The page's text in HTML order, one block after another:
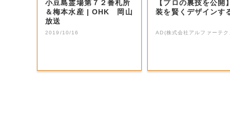
小豆島霊場第７２番札所
＆梅本水産 | OHK 岡山
放送
2019/10/16
【プロの裏技を公開
装を賢くデザインす
AD(株式会社アルファーテク